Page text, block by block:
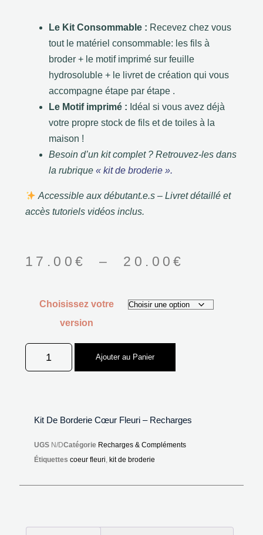
Le Kit Consommable : Recevez chez vous
tout le matériel consommable: les fils à
broder + le motif imprimé sur feuille
hydrosoluble + le livret de création qui vous
accompagne étape par étape .
Le Motif imprimé : Idéal si vous avez déjà
votre propre stock de fils et de toiles à la
maison !
Besoin d’un kit complet ? Retrouvez-les dans
la rubrique « kit de broderie ».
Accessible aux débutant.e.s – Livret détaillé et
accès tutoriels vidéos inclus.
17.00 € – 20.00€
Choisissez votre
version
Ajouter au Panier
Kit De Borderie Cœur Fleuri – Recharges
UGS N/DCatégorie Recharges & Compléments
Étiquettes coeur fleuri, kit de broderie